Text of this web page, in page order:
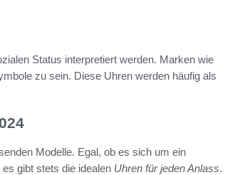
Status interpretiert werden. Marken wie
zu sein. Diese Uhren werden häufig als
Modelle. Egal, ob es sich um ein
gibt stets die idealen Uhren für jeden Anlass.